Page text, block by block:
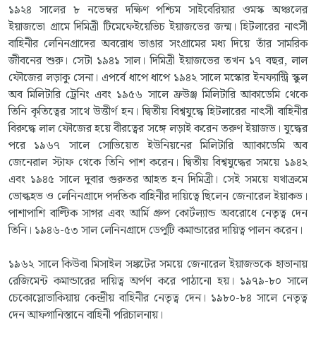
১৯২৪ সালের ৮ নভেম্বর দক্ষিণ পশ্চিম সাইবেরিয়ার ওমস্ক অঞ্চলের
ইয়াজভো গ্রামে দিমিত্রী টিমেফেইয়েভিচ ইয়াজভের জন্ম। হিটলারের নাৎসী
বাহিনীর লেনিনগ্রাদের অবরোধ ভাঙার সংগ্রামের মধ্য দিয়ে তাঁর সামরিক
জীবনের শুরু। সেটা ১৯৪১ সাল। দিমিত্রী ইয়াজভের তখন ১৭ বছর, লাল
ফৌজের লড়াকু সেনা। এপর্বে ধাপে ধাপে ১৯৪২ সালে মস্কোর ইনফ্যান্ট্রি স্কুল
অব মিলিটারি ট্রেনিং এবং ১৯৫৬ সালে ফ্রউঞ্জ মিলিটারি আকাডেমি থেকে
তিনি কৃতিত্বের সাথে উত্তীর্ণ হন। দ্বিতীয় বিশ্বযুদ্ধে হিটলারের নাৎসী বাহিনীর
বিরুদ্ধে লাল ফৌজের হয়ে বীরত্বের সঙ্গে লড়াই করেন তরুণ ইয়াজভ। যুদ্ধের
পরে ১৯৬৭ সালে সোভিয়েত ইউনিয়নের মিলিটারি অ্যাকাডেমি অব
জেনেরাল স্টাফ থেকে তিনি পাশ করেন। দ্বিতীয় বিশ্বযুদ্ধের সময়ে ১৯৪২
এবং ১৯৪৫ সালে দুবার গুরুতর আহত হন দিমিত্রী। সেই সময়ে যথাক্রমে
ভোল্কহভ ও লেনিনগ্রাদে পদতিক বাহিনীর দায়িত্বে ছিলেন জেনারেল ইয়াকভ।
পাশাপাশি বাল্টিক সাগর এবং আর্মি গ্রুপ কোর্টল্যান্ড অবরোধে নেতৃত্ব দেন
তিনি। ১৯৪৬-৫৩ সাল লেনিনগ্রাদে ডেপুটি কমান্ডারের দায়িত্ব পালন করেন।
১৯৬২ সালে কিউবা মিসাইল সঙ্কটের সময়ে জেনারেল ইয়াজভকে হাভানায়
রেজিমেন্ট কমান্ডারের দায়িত্ব অর্পণ করে পাঠানো হয়। ১৯৭৯-৮০ সালে
চেকোস্লোভাকিয়ায় কেন্দ্রীয় বাহিনীর নেতৃত্ব দেন। ১৯৮০-৮৪ সালে নেতৃত্ব
দেন আফগানিস্তানে বাহিনী পরিচালনায়।